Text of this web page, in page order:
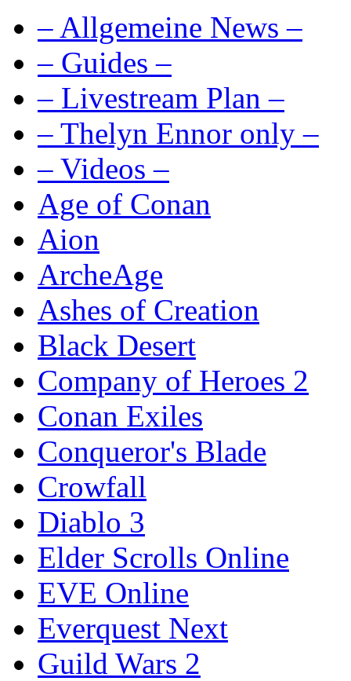
– Allgemeine News –
– Guides –
– Livestream Plan –
– Thelyn Ennor only –
– Videos –
Age of Conan
Aion
ArcheAge
Ashes of Creation
Black Desert
Company of Heroes 2
Conan Exiles
Conqueror's Blade
Crowfall
Diablo 3
Elder Scrolls Online
EVE Online
Everquest Next
Guild Wars 2